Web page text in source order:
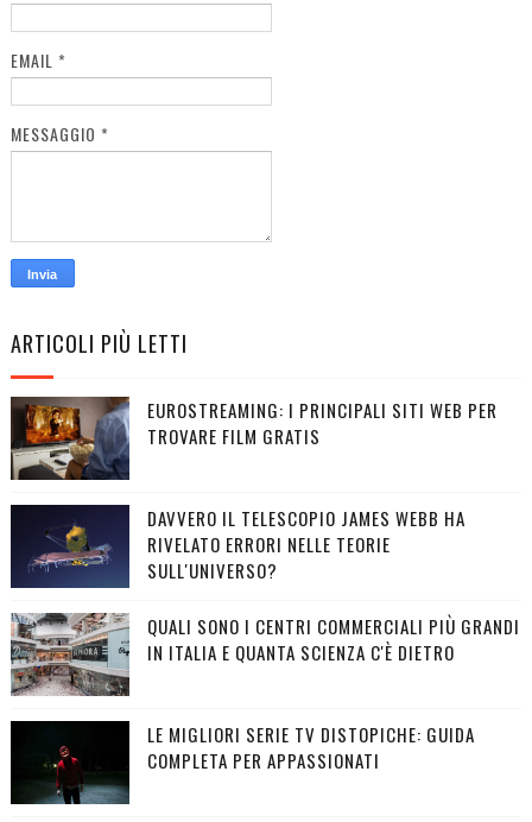
EMAIL *
MESSAGGIO *
ARTICOLI PIÙ LETTI
EUROSTREAMING: I PRINCIPALI SITI WEB PER
TROVARE FILM GRATIS
DAVVERO IL TELESCOPIO JAMES WEBB HA
RIVELATO ERRORI NELLE TEORIE
SULL'UNIVERSO?
QUALI SONO I CENTRI COMMERCIALI PIÙ GRANDI
IN ITALIA E QUANTA SCIENZA C'È DIETRO
LE MIGLIORI SERIE TV DISTOPICHE: GUIDA
COMPLETA PER APPASSIONATI